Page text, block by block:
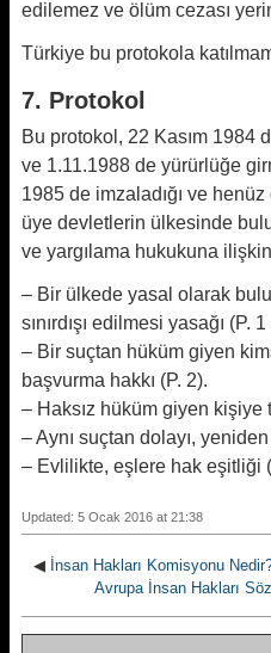
edilemez ve ölüm cezası
Türkiye bu protokola
7. Protokol
Bu protokol, 22 Kasım 1984
ve 1.11.1988 de yürürlüğe
1985 de imzaladığı ve
üye devletlerin ülkesinde
ve yargılama hukukuna
– Bir ülkede yasal olarak
sınırdışı edilmesi yasağı (P.
– Bir suçtan hüküm giyen
başvurma hakkı (P. 2).
– Haksız hüküm giyen kişiye
– Aynı suçtan dolayı,
– Evlilikte, eşlere hak eşitliği
Updated: 5 Ocak 2016 at 21:38
◀ İnsan Hakları Komisyonu
Avrupa İnsan Hakları